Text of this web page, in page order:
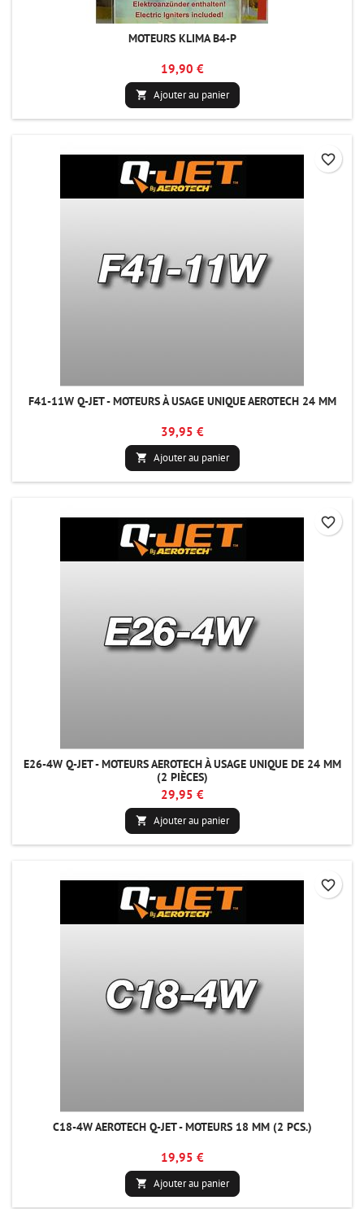
MOTEURS KLIMA B4-P
19,90 €
 Ajouter au panier
F41-11W Q-JET - MOTEURS À USAGE UNIQUE AEROTECH 24 MM
39,95 €
 Ajouter au panier
favorite_border
E26-4W Q-JET - MOTEURS AEROTECH À USAGE UNIQUE DE 24 MM
(2 PIÈCES)
29,95 €
 Ajouter au panier
favorite_border
C18-4W AEROTECH Q-JET - MOTEURS 18 MM (2 PCS.)
19,95 €
 Ajouter au panier
favorite_border